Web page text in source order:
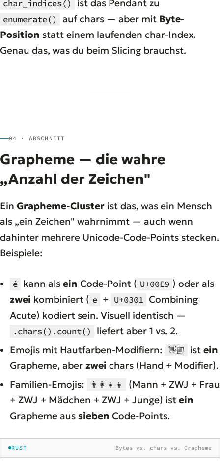
char_indices() ist das Pendant zu
enumerate() auf chars — aber mit Byte-
Position statt einem laufenden char-Index.
Genau das, was du beim Slicing brauchst.
04 · ABSCHNITT
Grapheme — die wahre
„Anzahl der Zeichen"
Ein Grapheme-Cluster ist das, was ein Mensch
als „ein Zeichen" wahrnimmt — auch wenn
dahinter mehrere Unicode-Code-Points stecken.
Beispiele:
é kann als ein Code-Point ( U+00E9 ) oder als
zwei kombiniert ( e + U+0301 Combining
Acute) kodiert sein. Visuell identisch —
.chars().count()
liefert aber 1 vs. 2.
Emojis mit Hautfarben-Modifiern: 👋🏼 ist ein
Grapheme, aber zwei chars (Hand + Modifier).
Familien-Emojis:
👨‍👩‍👧‍👦
(Mann + ZWJ + Frau
+ ZWJ + Mädchen + ZWJ + Junge) ist ein
Grapheme aus sieben Code-Points.
RUST Bytes vs. chars vs. Grapheme